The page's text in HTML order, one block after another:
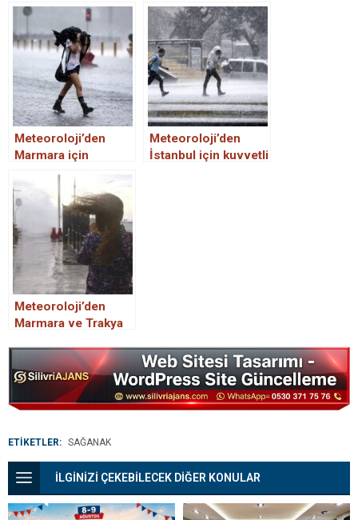
Meteoroloji’den
Marmara için
sağanak uyarısı
Meteoroloji’den
İstanbul için kuvvetli
Meteoroloji’den
Marmara ve Trakya
ETİKETLER: SAĞANAK
İLGİNİZİ ÇEKEBİLECEK DİĞER KONULAR